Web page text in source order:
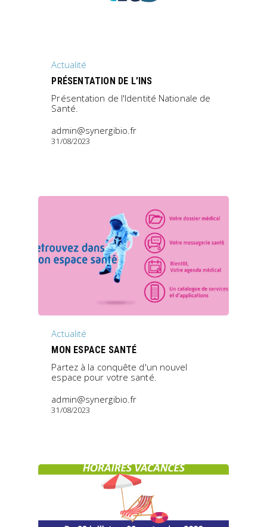
Actualité
PRÉSENTATION DE L’INS
Présentation de l'Identité Nationale de
Santé.
admin@synergibio.fr
31/08/2023
Actualité
MON ESPACE SANTÉ
Partez à la conquête d'un nouvel
espace pour votre santé.
admin@synergibio.fr
31/08/2023